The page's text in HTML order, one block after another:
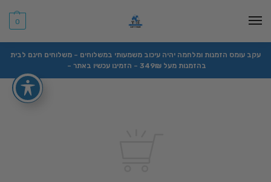
0
עקב עומס הזמנות ומלחמה יהיה עיכוב משמעותי במשלוחים – משלוחים חינם לבית
בהזמנות מעל 349₪ – הזמינו עכשיו באתר –